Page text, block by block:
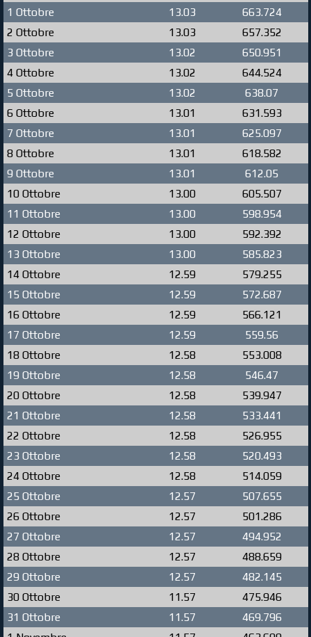
1 Ottobre
13.03
663.724
2 Ottobre
13.03
657.352
3 Ottobre
13.02
650.951
4 Ottobre
13.02
644.524
5 Ottobre
13.02
638.07
6 Ottobre
13.01
631.593
7 Ottobre
13.01
625.097
8 Ottobre
13.01
618.582
9 Ottobre
13.01
612.05
10 Ottobre
13.00
605.507
11 Ottobre
13.00
598.954
12 Ottobre
13.00
592.392
13 Ottobre
13.00
585.823
14 Ottobre
12.59
579.255
15 Ottobre
12.59
572.687
16 Ottobre
12.59
566.121
17 Ottobre
12.59
559.56
18 Ottobre
12.58
553.008
19 Ottobre
12.58
546.47
20 Ottobre
12.58
539.947
21 Ottobre
12.58
533.441
22 Ottobre
12.58
526.955
23 Ottobre
12.58
520.493
24 Ottobre
12.58
514.059
25 Ottobre
12.57
507.655
26 Ottobre
12.57
501.286
27 Ottobre
12.57
494.952
28 Ottobre
12.57
488.659
29 Ottobre
12.57
482.145
30 Ottobre
11.57
475.946
31 Ottobre
11.57
469.796